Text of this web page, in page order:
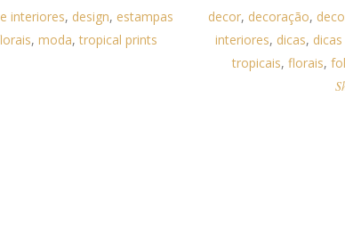
interiores, design, estampas
, moda,tropical prints
decor, decoração,
interiores, dicas,
tropicais,florais,